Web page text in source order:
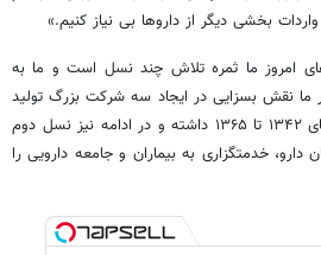
بخشی دیگر از داروها بی نیاز کنیم.»
امروز ما ثمره تلاش چند نسل است و ما به
ما نقش بسزایی در ایجاد سه شرکت بزرگ تولید
کننده دارویی کشور بین سال های ۱۳۴۲ تا ۱۳۶۵ داشته و در ادامه نیز نسل دوم
دارو، خدمتگزاری به بیماران و جامعه دارویی را